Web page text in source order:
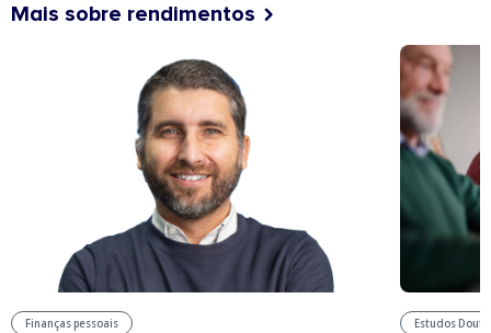
Mais sobre rendimentos
Finanças pessoais Estudos